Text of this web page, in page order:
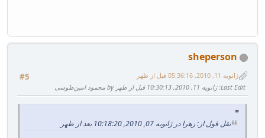
sheperson
#5
ژانویه 11, 2010, 05:36:16 قبل از ظهر
Last Edit: ژانویه 11, 2010, 10:30:13 قبل از ظهر by محمود امین‌طوسی
نقل قول از: زهرا در ژانویه 07, 2010, 10:18:20 بعد از ظهر